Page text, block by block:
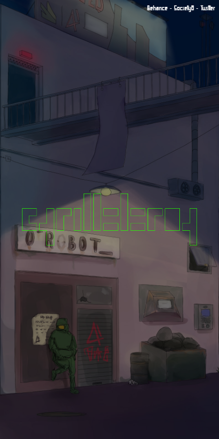
Behance - Society6 - Twitter